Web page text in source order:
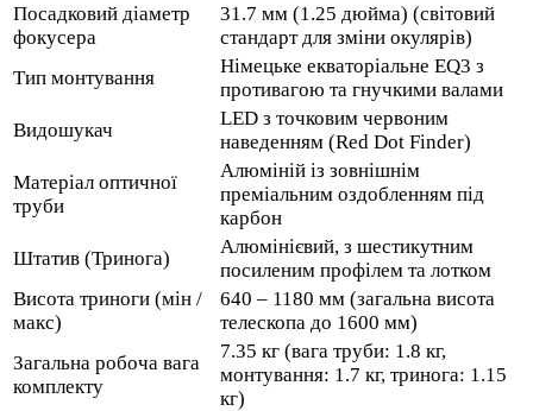
Посадковий діаметр
фокусера
31.7 мм (1.25 дюйма) (світовий
стандарт для зміни окулярів)
Тип монтування
Німецьке екваторіальне EQ3 з
противагою та гнучкими валами
Видошукач
LED з точковим червоним
наведенням (Red Dot Finder)
Матеріал оптичної
труби
Алюміній із зовнішнім
преміальним оздобленням під
карбон
Штатив (Тринога)
Алюмінієвий, з шестикутним
посиленим профілем та лотком
Висота триноги (мін /
макс)
640 – 1180 мм (загальна висота
телескопа до 1600 мм)
Загальна робоча вага
комплекту
7.35 кг (вага труби: 1.8 кг,
монтування: 1.7 кг, тринога: 1.15
кг)